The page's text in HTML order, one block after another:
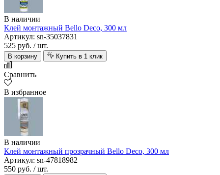
В наличии
Клей монтажный Bello Deco, 300 мл
Артикул: sn-35037831
525 руб. / шт.
В корзину Купить в 1 клик
Сравнить
В избранное
В наличии
Клей монтажный прозрачный Bello Deco, 300 мл
Артикул: sn-47818982
550 руб. / шт.